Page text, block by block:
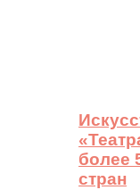
более
стран